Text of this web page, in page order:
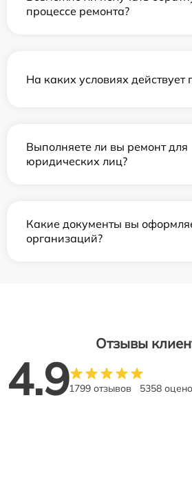
процессе ремонта?
На каких условиях действует
Выполняете ли вы ремонт для
юридических лиц?
Какие документы вы
организаций?
Отзывы
4.91799 отзывов 5358